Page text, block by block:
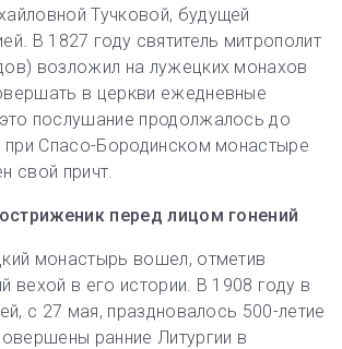
Тучковой, будущей
В 1827 году святитель митрополит
возложил на лужецких монахов
в церкви ежедневные
послушание продолжалось до
при Спасо-Бородинском монастыре
свой причт.
перед лицом гонений
монастырь вошел, отметив
вехой в его истории. В 1908 году в
с 27 мая, праздновалось 500-летие
ранние Литургии в